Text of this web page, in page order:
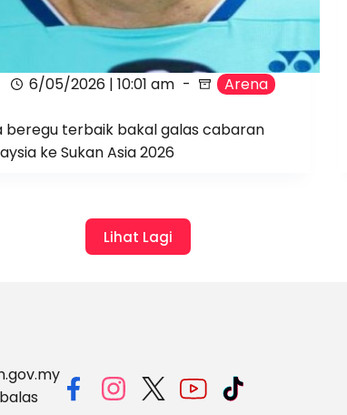
6/05/2026 | 10:01 am Arena
beregu terbaik bakal galas cabaran
ke Sukan Asia 2026
Lihat Lagi